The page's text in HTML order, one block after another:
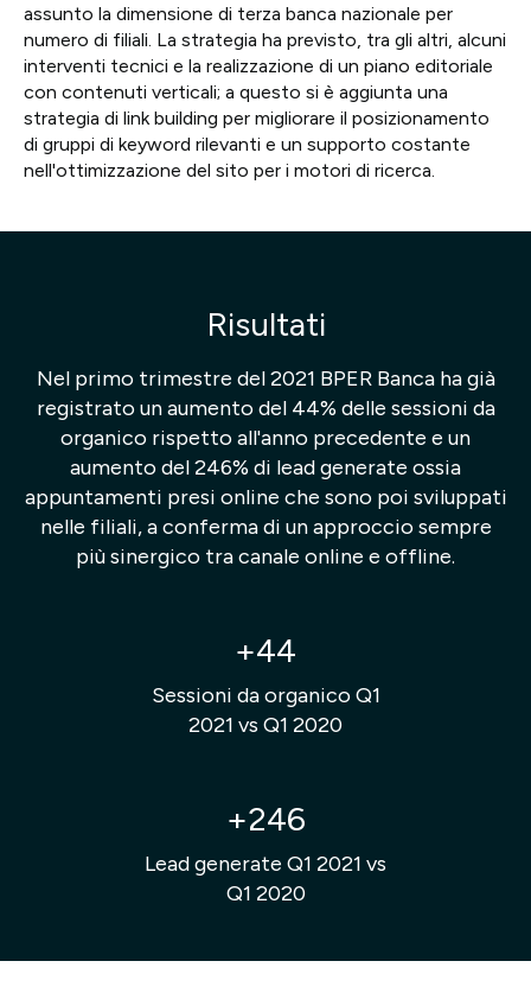
assunto la dimensione di terza banca nazionale per
numero di filiali. La strategia ha previsto, tra gli altri, alcuni
interventi tecnici e la realizzazione di un piano editoriale
con contenuti verticali; a questo si è aggiunta una
strategia di link building per migliorare il posizionamento
di gruppi di keyword rilevanti e un supporto costante
nell'ottimizzazione del sito per i motori di ricerca.
Risultati
Nel primo trimestre del 2021 BPER Banca ha già
registrato un aumento del 44% delle sessioni da
organico rispetto all'anno precedente e un
aumento del 246% di lead generate ossia
appuntamenti presi online che sono poi sviluppati
nelle filiali, a conferma di un approccio sempre
più sinergico tra canale online e offline.
+44
Sessioni da organico Q1
2021 vs Q1 2020
+246
Lead generate Q1 2021 vs
Q1 2020